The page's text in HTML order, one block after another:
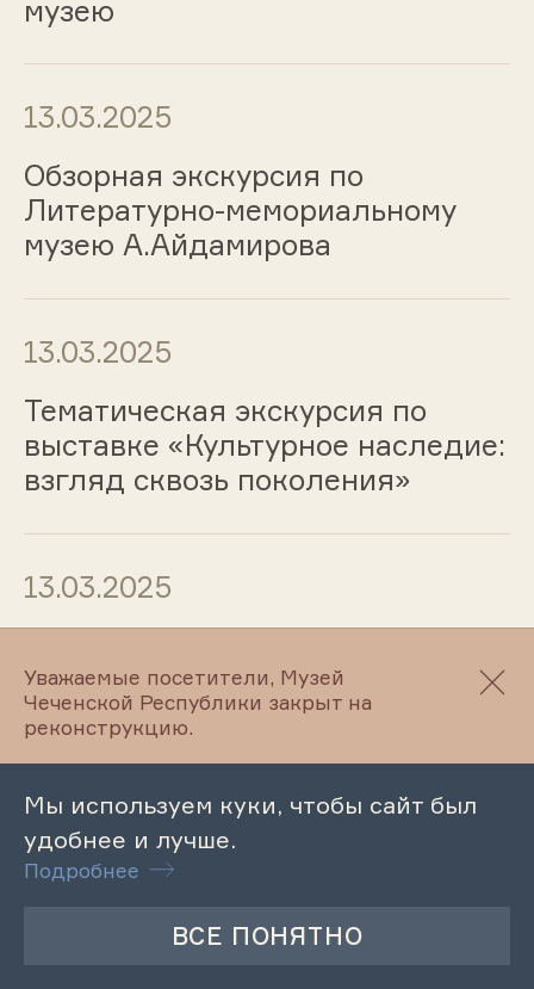
музею
13.03.2025
Обзорная экскурсия по
Литературно-мемориальному
музею А.Айдамирова
13.03.2025
Тематическая экскурсия по
выставке «Культурное наследие:
взгляд сквозь поколения»
13.03.2025
«Этнографическое путешествие
в прошлое»
13.03.2025
Обзорная экскурсия по
М.Ю.Лермонтова
Уважаемые посетители, Музей
Чеченской Республики закрыт на
реконструкцию.
Мы используем куки, чтобы сайт был
удобнее и лучше.
Подробнее